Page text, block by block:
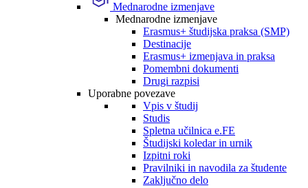
Mednarodne izmenjave
Mednarodne izmenjave
Erasmus+ študijska praksa (SMP)
Destinacije
Erasmus+ izmenjava in praksa
Pomembni dokumenti
Drugi razpisi
Uporabne povezave
Vpis v študij
Studis
Spletna učilnica e.FE
Študijski koledar in urnik
Izpitni roki
Pravilniki in navodila za študente
Zaključno delo